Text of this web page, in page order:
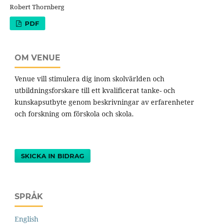
Robert Thornberg
PDF
OM VENUE
Venue vill stimulera dig inom skolvärlden och
utbildningsforskare till ett kvalificerat tanke- och
kunskapsutbyte genom beskrivningar av erfarenheter
och forskning om förskola och skola.
SKICKA IN BIDRAG
SPRÅK
English